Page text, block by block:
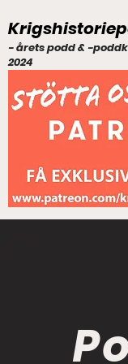
- årets podd & -
2024